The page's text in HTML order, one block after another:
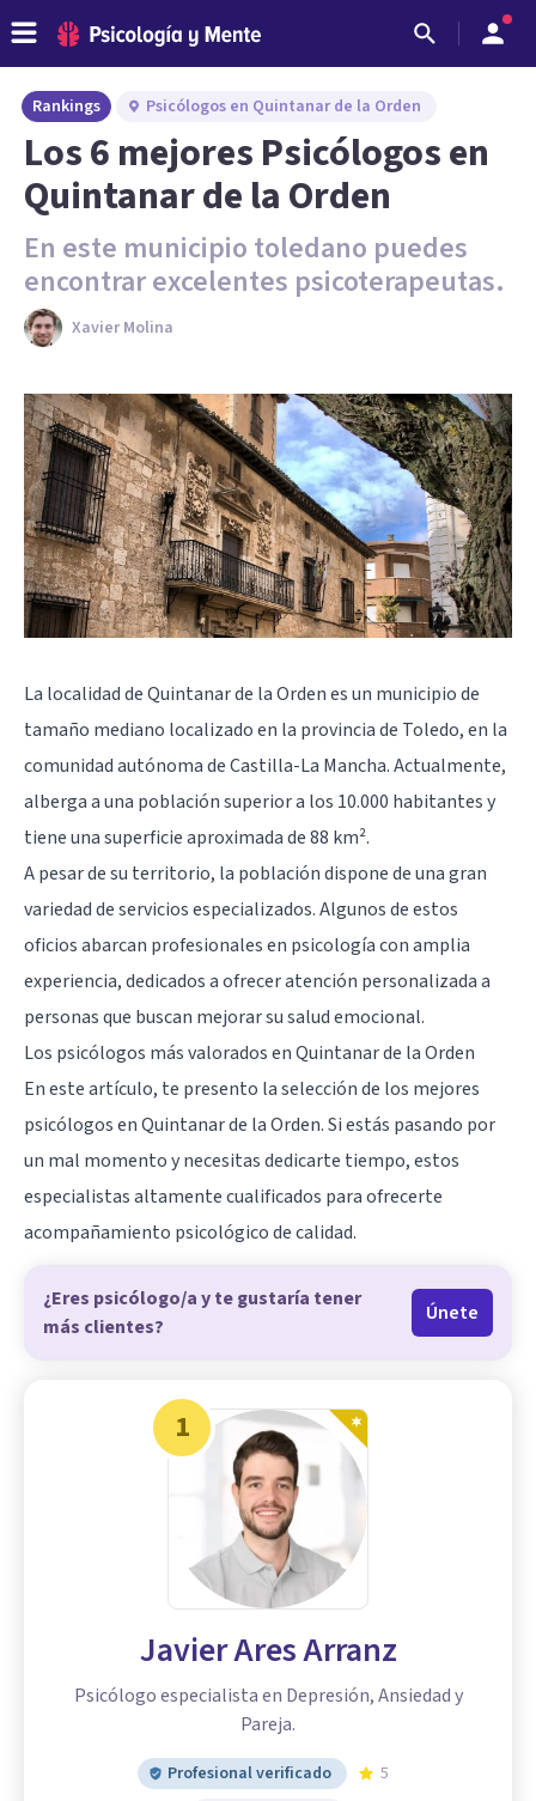
Rankings Psicólogos en Quintanar de la Orden
Los 6 mejores Psicólogos en
Quintanar de la Orden
En este municipio toledano puedes
encontrar excelentes psicoterapeutas.
Xavier Molina
La localidad de Quintanar de la Orden es un municipio de
tamaño mediano localizado en la provincia de Toledo, en la
comunidad autónoma de Castilla-La Mancha. Actualmente,
alberga a una población superior a los 10.000 habitantes y
tiene una superficie aproximada de 88 km².
A pesar de su territorio, la población dispone de una gran
variedad de servicios especializados. Algunos de estos
oficios abarcan profesionales en psicología con amplia
experiencia, dedicados a ofrecer atención personalizada a
personas que buscan mejorar su salud emocional.
Los psicólogos más valorados en Quintanar de la Orden
En este artículo, te presento la selección de los mejores
psicólogos en Quintanar de la Orden. Si estás pasando por
un mal momento y necesitas dedicarte tiempo, estos
especialistas altamente cualificados para ofrecerte
acompañamiento psicológico de calidad.
¿Eres psicólogo/a y te gustaría tener
más clientes?
Únete
1
Javier Ares Arranz
Psicólogo especialista en Depresión, Ansiedad y
Pareja.
Profesional verificado
5